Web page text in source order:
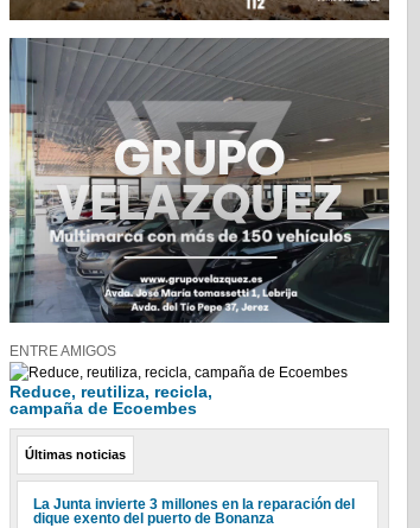
ENTRE AMIGOS
Reduce, reutiliza, recicla,
campaña de Ecoembes
Últimas noticias
La Junta invierte 3 millones en la reparación del
dique exento del puerto de Bonanza